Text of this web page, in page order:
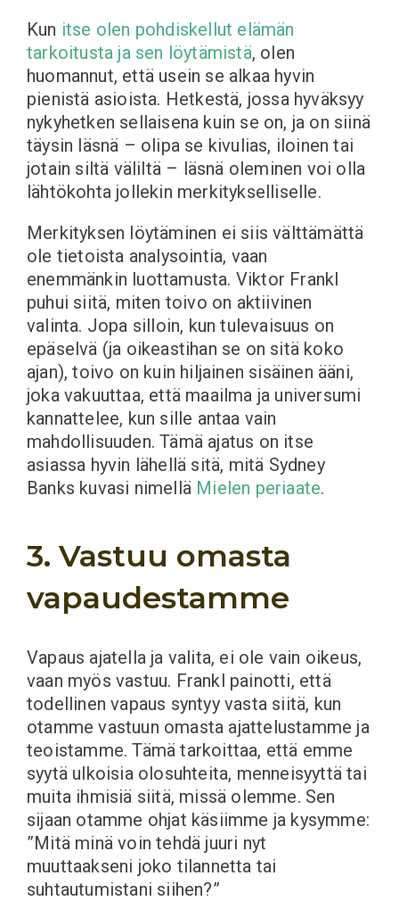
Kun itse olen pohdiskellut elämän
tarkoitusta ja sen löytämistä, olen
huomannut, että usein se alkaa hyvin
pienistä asioista. Hetkestä, jossa hyväksyy
nykyhetken sellaisena kuin se on, ja on siinä
täysin läsnä – olipa se kivulias, iloinen tai
jotain siltä väliltä – läsnä oleminen voi olla
lähtökohta jollekin merkitykselliselle.
Merkityksen löytäminen ei siis välttämättä
ole tietoista analysointia, vaan
enemmänkin luottamusta. Viktor Frankl
puhui siitä, miten toivo on aktiivinen
valinta. Jopa silloin, kun tulevaisuus on
epäselvä (ja oikeastihan se on sitä koko
ajan), toivo on kuin hiljainen sisäinen ääni,
joka vakuuttaa, että maailma ja universumi
kannattelee, kun sille antaa vain
mahdollisuuden. Tämä ajatus on itse
asiassa hyvin lähellä sitä, mitä Sydney
Banks kuvasi nimellä Mielen periaate.
3. Vastuu omasta
vapaudestamme
Vapaus ajatella ja valita, ei ole vain oikeus,
vaan myös vastuu. Frankl painotti, että
todellinen vapaus syntyy vasta siitä, kun
otamme vastuun omasta ajattelustamme ja
teoistamme. Tämä tarkoittaa, että emme
syytä ulkoisia olosuhteita, menneisyyttä tai
muita ihmisiä siitä, missä olemme. Sen
sijaan otamme ohjat käsiimme ja kysymme:
”Mitä minä voin tehdä juuri nyt
muuttaakseni joko tilannetta tai
suhtautumistani siihen?”